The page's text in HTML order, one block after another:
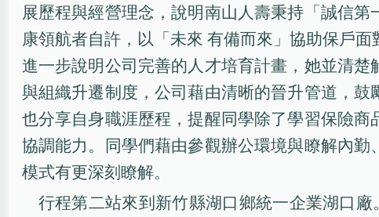
展歷程與經營理念，說明南山人壽秉持「誠信
康領航者自許，以「未來 有備而來」協助保戶
進一步說明公司完善的人才培育計畫，她並清
與組織升遷制度，公司藉由清晰的晉升管道，
也分享自身職涯歷程，提醒同學除了學習保險
協調能力。同學們藉由參觀辦公環境與瞭解內
模式有更深刻瞭解。
行程第二站來到新竹縣湖口鄉統一企業湖口